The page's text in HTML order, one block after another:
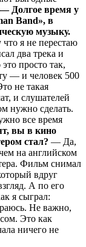
— Долгое время у
Band», в
музыку.
я не перестаю
два трека и
просто так,
— и человек 500
не такая
и слушателей
нужно сделать.
все время
вы в кино
стал? — Да,
на английском
Фильм снимал
вдруг
А по его
я сыграл:
Не важно,
Это как
ничего не